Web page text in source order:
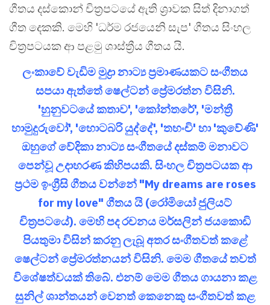
ගීතය දස්කොන් චිත්‍රපටයේ ඇති ශ්‍රාවක සිත් දිනාගත්
ගීත දෙකකි. මෙහි 'ධර්ම රජයෙනි සැප' ගීතය සිංහල
චිත්‍රපටයක ආ පළමු ශාස්ත්‍රීය ගීතය යි.
ලංකාවේ වැඩිම මුද්‍රා නාට්‍ය ප්‍රමාණයකට සංගීතය
සපයා ඇත්තේ ෂෙල්ටන් ප්‍රේමරත්න විසිනි.
'හුනුවටයේ කතාව', 'කෝන්තරේ', 'මන්ත්‍රී
හාමුදුරුවෝ', 'හොටබරි යුද්දේ', 'තහංචි' හා 'කුවේණි'
ඔහුගේ වේදිකා නාට්‍ය සංගීතයේ දස්කම් මනාවට
පෙන්වූ උදාහරණ කිහිපයකි. සිංහල චිත්‍රපටයක ආ
ප්‍රථම ඉංග්‍රීසි ගීතය වන්නේ "My dreams are roses
for my love" ගීතය යි (රෝමියෝ ජුලියට්
චිත්‍රපටයේ). මෙහි පද රචනය මර්සලින් ජයකොඩි
පියතුමා විසින් කරනු ලැබූ අතර සංගීතවත් කළේ
ෂෙල්ටන් ප්‍රේමරත්නයන් විසිනි. මෙම ගීතයේ තවත්
විශේෂත්වයක් තිබේ. එනම් මෙම ගීතය ගායනා කළ
සුනිල් ශාන්තයන් වෙනත් කෙනෙකු සංගීතවත් කළ